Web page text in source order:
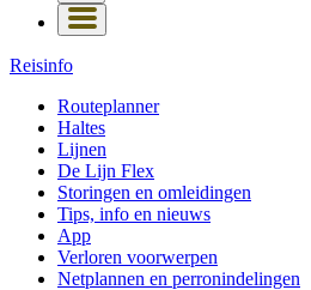
Reisinfo
Routeplanner
Haltes
Lijnen
De Lijn Flex
Storingen en omleidingen
Tips, info en nieuws
App
Verloren voorwerpen
Netplannen en perronindelingen